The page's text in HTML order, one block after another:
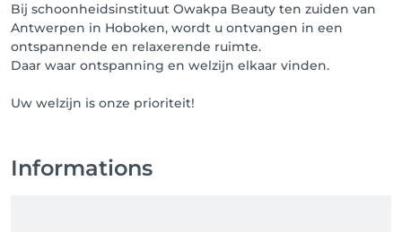
van aankoop. U kan zich op de wachtlijst zetten voor
bepaalde dag(en), indien er een plek vrij komt
ontvangt u een email.
Heeft u vragen/problemen bij de registratie? Dan
kunt u onderaan rechts op de HELP-functie klikken.
Bij schoonheidsinstituut Owakpa Beauty ten zuiden van
Antwerpen in Hoboken, wordt u ontvangen in een
ontspannende en relaxerende ruimte.
Daar waar ontspanning en welzijn elkaar vinden.
Uw welzijn is onze prioriteit!
Informations